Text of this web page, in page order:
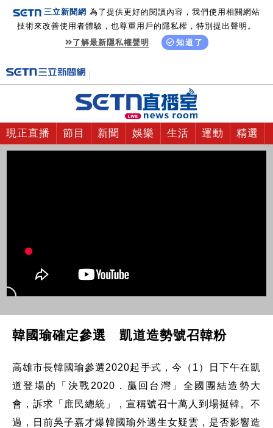
三立新聞網 為了提供更好的閱讀內容，我們使用相關網站
技術來改善使用者體驗，也尊重用戶的隱私權，特別提出聲明。
了解最新隱私權聲明
知道了
現正直播 節目 新聞 娛樂 生活 運動 精選
韓國瑜確定參選 凱道造勢號召韓粉
高雄市長韓國瑜參選2020起手式，今（1）日下午在凱
道登場的「決戰2020．贏回台灣」全國團結造勢大
會，訴求「庶民總統」，宣稱號召十萬人到場挺韓。不
過，日前吳子嘉才爆韓國瑜外遇生女疑雲，是否影響造